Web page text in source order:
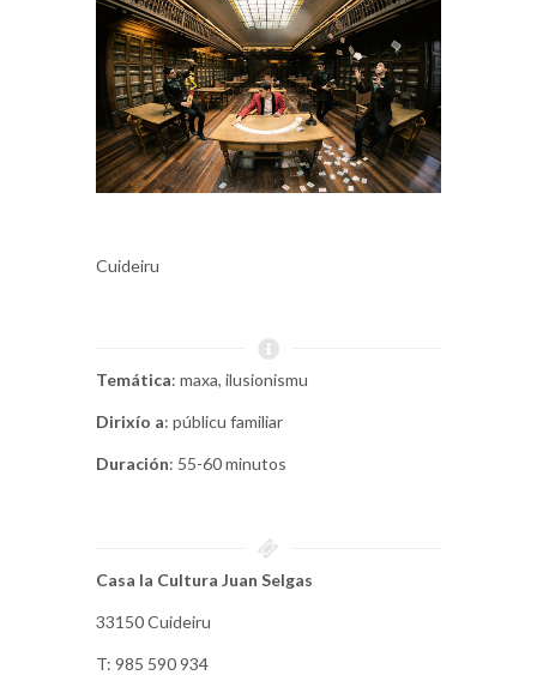
Cuideiru
Temática: maxa, ilusionismu
Dirixío a: públicu familiar
Duración: 55-60 minutos
Casa la Cultura Juan Selgas
33150 Cuideiru
T: 985 590 934